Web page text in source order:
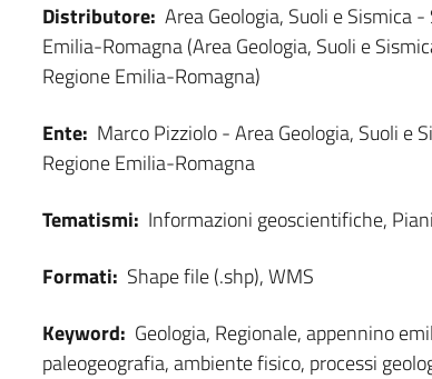
Distributore: Area Geologia, Suoli e Sismica
Emilia-Romagna (Area Geologia, Suoli e
Regione Emilia-Romagna)
Ente: Marco Pizziolo - Area Geologia, Suoli e
Regione Emilia-Romagna
Tematismi: Informazioni geoscientifiche,
Formati: Shape file (.shp), WMS
Keyword: Geologia, Regionale, appennino
paleogeografia, ambiente fisico, processi